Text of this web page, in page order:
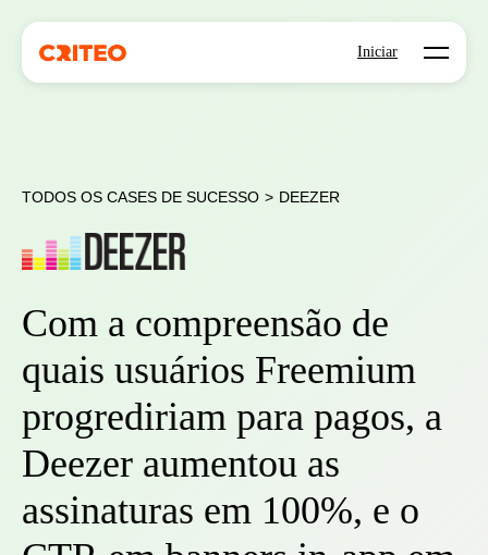
Iniciar Open
TODOS OS CASES DE SUCESSO > DEEZER
Com a compreensão de
quais usuários Freemium
progrediriam para pagos, a
Deezer aumentou as
assinaturas em 100%, e o